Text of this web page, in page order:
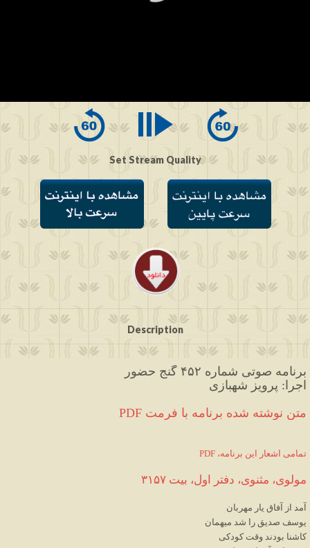
of
Set Stream Quality
Description
برنامه صوتی شماره ۴۵۲ گنج حضور
اجرا: پرویز شهبازی
PDF متن نوشته شده برنامه با فرمت
PDF ،تمامی اشعار این برنامه
مولوی، مثنوی، دفتر اول، بیت ۳ ۱۵۷
آمد از آفاق یار مهربان
یوسف صدیق را شد میهمان
کاشنا بودند وقت کودکی